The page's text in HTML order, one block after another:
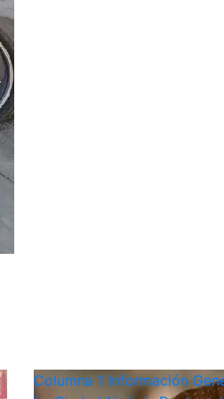
Columna 1 Información